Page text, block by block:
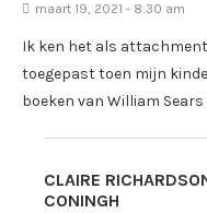
maart 19, 2021 - 8:30 am
Ik ken het als
toegepast toen mijn
boeken van William
CLAIRE
CONINGH